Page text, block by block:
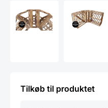
Tilkøb til produktet